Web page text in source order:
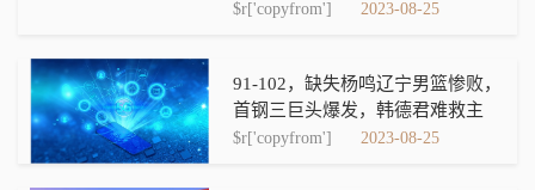
$r['copyfrom'] 2023-08-25
91-102，缺失杨鸣辽宁男篮惨败，
首钢三巨头爆发，韩德君难救主
$r['copyfrom'] 2023-08-25